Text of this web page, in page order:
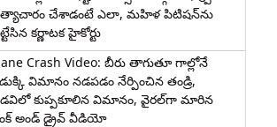
చేశాడంటే ఎలా, మహిళ పిటిషన్‌ను
కర్ణాటక హైకోర్టు
Crash Video: బీరు తాగుతూ గాల్లోనే
విమానం నడపడం నేర్పించిన తండ్రి,
కుప్పకూలిన విమానం, వైరల్‌గా మారిన
అండ్ డ్రైవ్ వీడియో